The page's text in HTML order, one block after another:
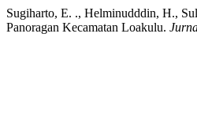
Sugiharto, E. ., Helminudddin, H.,
Panoragan Kecamatan Loakulu.